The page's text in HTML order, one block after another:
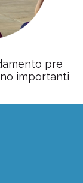
pre
importanti